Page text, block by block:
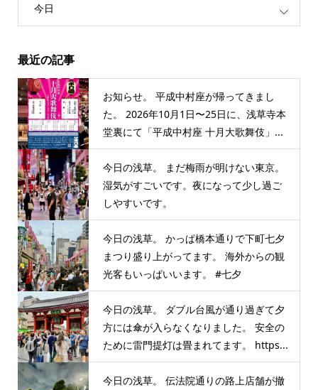
今日
最近の記事
お知らせ。 平成中村座が帰ってきまし
た。 2026年10月1日〜25日に、浅草寺本
堂裏にて「平成中村座 十月大歌舞伎」...
今日の浅草。 まだ梅雨が明けない東京。
湿気がすごいです。夜になって少し過ご
しやすいです。
今日の浅草。 かっぱ橋本通りで下町七夕
まつり盛り上がってます。 海外からの観
光客もいっぱいいます。 #七夕
今日の浅草。 ダブル台風が通り過ぎて夕
方には傘が入らなくなりました。 安全の
ために雷門提灯は畳まれてます。 https...
今日の浅草。 伝法院通りの路上店舗が撤